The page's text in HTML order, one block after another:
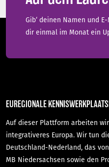
Gib‘ deinen Namen und
dir einmal im Monat ein
EUREGIONALE
Auf dieser Plattform arbeiten
integrativeres Europa. Wir tun
Deutschland-Nederland, das
MB Niedersachsen sowie den